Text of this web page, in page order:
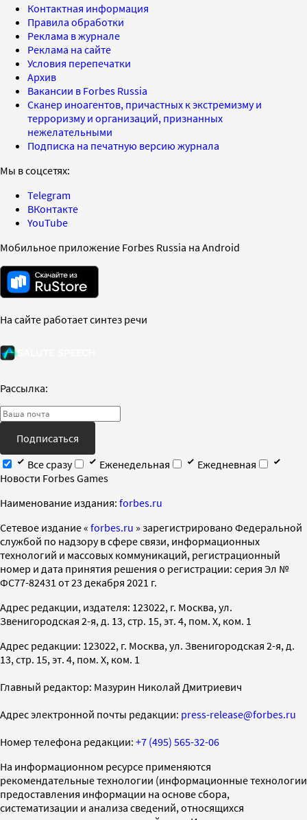
Контактная информация
Правила обработки
Реклама в журнале
Реклама на сайте
Условия перепечатки
Архив
Вакансии в Forbes Russia
Сканер иноагентов, причастных к экстремизму и
терроризму и организаций, признанных
нежелательными
Подписка на печатную версию журнала
Мы в соцсетях:
Telegram
ВКонтакте
YouTube
Мобильное приложение Forbes Russia на Android
На сайте работает синтез речи
Рассылка:
Подписаться
Все сразу
Еженедельная
Ежедневная
Новости Forbes Games
Наименование издания: forbes.ru
Cетевое издание « forbes.ru » зарегистрировано Федеральной
службой по надзору в сфере связи, информационных
технологий и массовых коммуникаций, регистрационный
номер и дата принятия решения о регистрации: серия Эл №
ФС77-82431 от 23 декабря 2021 г.
Адрес редакции, издателя: 123022, г. Москва, ул.
Звенигородская 2-я, д. 13, стр. 15, эт. 4, пом. X, ком. 1
Адрес редакции: 123022, г. Москва, ул. Звенигородская 2-я, д.
13, стр. 15, эт. 4, пом. X, ком. 1
Главный редактор: Мазурин Николай Дмитриевич
Адрес электронной почты редакции: press-release@forbes.ru
Номер телефона редакции: +7 (495) 565-32-06
На информационном ресурсе применяются
рекомендательные технологии (информационные технологии
предоставления информации на основе сбора,
систематизации и анализа сведений, относящихся